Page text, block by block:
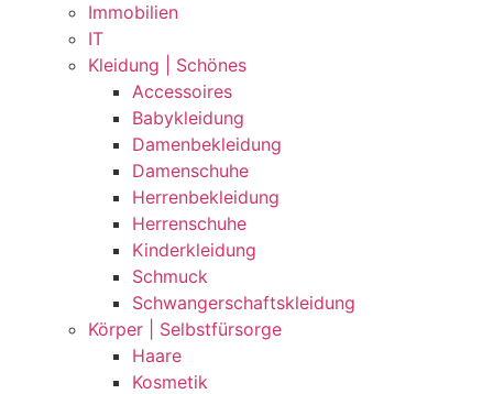
Immobilien
IT
Kleidung | Schönes
Accessoires
Babykleidung
Damenbekleidung
Damenschuhe
Herrenbekleidung
Herrenschuhe
Kinderkleidung
Schmuck
Schwangerschaftskleidung
Körper | Selbstfürsorge
Haare
Kosmetik